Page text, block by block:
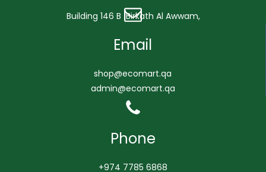
Building 146 B Birkath Al Awwam,
Email
shop@ecomart.qa
admin@ecomart.qa
Phone
+974 7785 6868